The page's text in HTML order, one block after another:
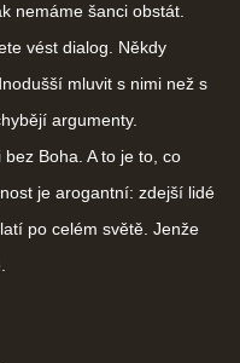
nemáme šanci obstát.
vést dialog. Někdy
mluvit s nimi než s
argumenty.
Boha. A to je to, co
je arogantní: zdejší lidé
po celém světě. Jenže